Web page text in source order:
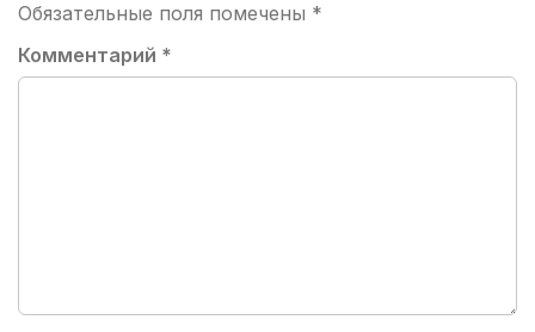
Обязательные поля помечены *
Комментарий *